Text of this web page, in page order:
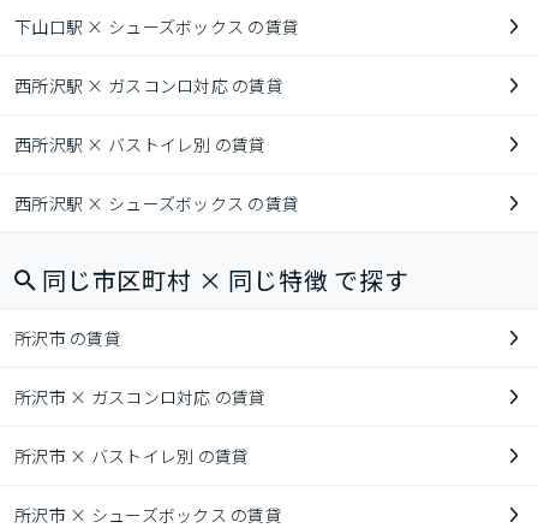
下山口駅 × シューズボックス の賃貸
西所沢駅 × ガスコンロ対応 の賃貸
西所沢駅 × バストイレ別 の賃貸
西所沢駅 × シューズボックス の賃貸
同じ市区町村 × 同じ特徴 で探す
所沢市 の賃貸
所沢市 × ガスコンロ対応 の賃貸
所沢市 × バストイレ別 の賃貸
所沢市 × シューズボックス の賃貸